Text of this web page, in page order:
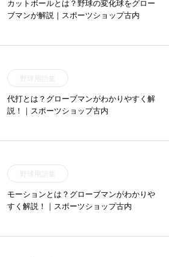
カットボールとは？野球の変化球をグロー
ブマンが解説｜スポーツショップ古内
野球用語集
代打とは？グローブマンがわかりやすく解
説！｜スポーツショップ古内
野球用語集
モーションとは？グローブマンがわかりや
すく解説！｜スポーツショップ古内